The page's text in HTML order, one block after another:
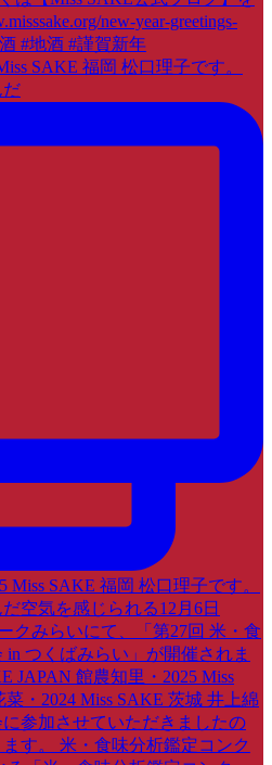
SAKE 福岡 松口理子です。
だ